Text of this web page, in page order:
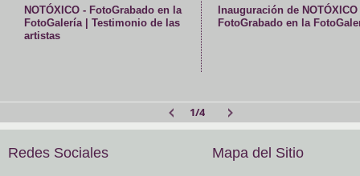
1/4
NOTÓXICO - FotoGrabado en la
FotoGalería | Testimonio de las
artistas
Inauguración de
FotoGrabado en la
Redes Sociales Mapa del Sitio